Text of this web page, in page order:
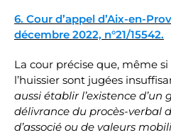
6. Cour d’appel d’Aix-en-
décembre 2022, n°21/15542.
La cour précise que, même
l’huissier sont jugées
aussi établir l’existence
délivrance du procès-verbal
d’associé ou de valeurs